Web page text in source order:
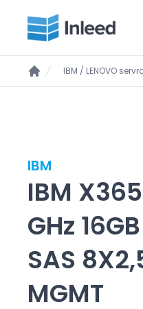
IBM / LENOVO
IBM
IBM
GHz
SAS
MGMT